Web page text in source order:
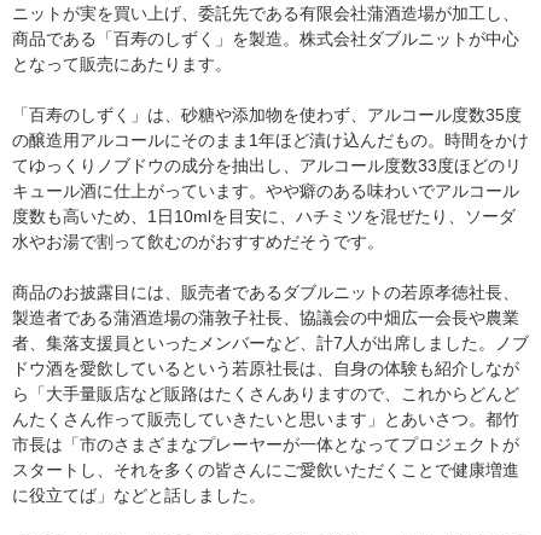
ニットが実を買い上げ、委託先である有限会社蒲酒造場が加工し、
商品である「百寿のしずく」を製造。株式会社ダブルニットが中心
となって販売にあたります。
「百寿のしずく」は、砂糖や添加物を使わず、アルコール度数35度
の醸造用アルコールにそのまま1年ほど漬け込んだもの。時間をかけ
てゆっくりノブドウの成分を抽出し、アルコール度数33度ほどのリ
キュール酒に仕上がっています。やや癖のある味わいでアルコール
度数も高いため、1日10mlを目安に、ハチミツを混ぜたり、ソーダ
水やお湯で割って飲むのがおすすめだそうです。
商品のお披露目には、販売者であるダブルニットの若原孝徳社長、
製造者である蒲酒造場の蒲敦子社長、協議会の中畑広一会長や農業
者、集落支援員といったメンバーなど、計7人が出席しました。ノブ
ドウ酒を愛飲しているという若原社長は、自身の体験も紹介しなが
ら「大手量販店など販路はたくさんありますので、これからどんど
んたくさん作って販売していきたいと思います」とあいさつ。都竹
市長は「市のさまざまなプレーヤーが一体となってプロジェクトが
スタートし、それを多くの皆さんにご愛飲いただくことで健康増進
に役立てば」などと話しました。